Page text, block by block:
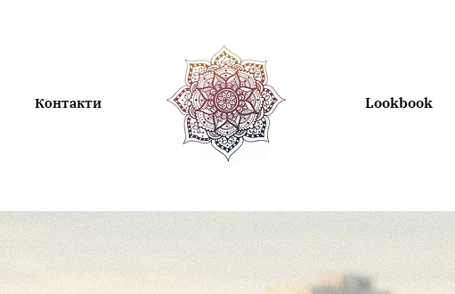
Контакти Lookbook